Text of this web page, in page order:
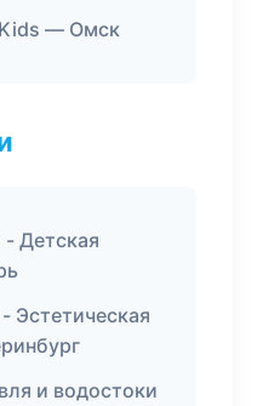
— Омск
- Детская
Эстетическая
и водостоки